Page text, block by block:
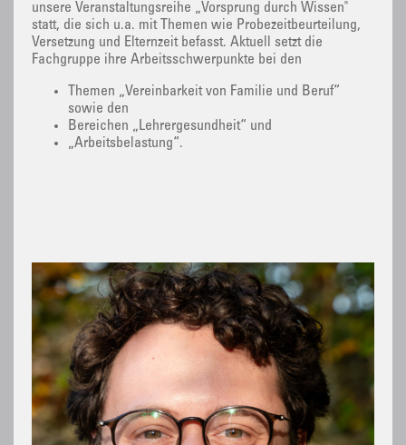
unsere Veranstaltungsreihe „Vorsprung durch Wissen"
statt, die sich u.a. mit Themen wie Probezeitbeurteilung,
Versetzung und Elternzeit befasst. Aktuell setzt die
Fachgruppe ihre Arbeitsschwerpunkte bei den
Themen „Vereinbarkeit von Familie und Beruf“
sowie den
Bereichen „Lehrergesundheit“ und
„Arbeitsbelastung“.